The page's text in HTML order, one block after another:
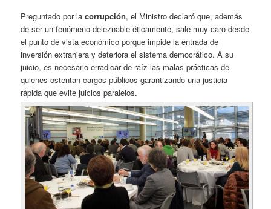
Preguntado por lacorrupción, el Ministro declaró que, además
de ser un fenómeno deleznable éticamente, sale muy caro desde
el punto de vista económico porque impide la entrada de
inversión extranjera y deteriora el sistema democrático. A su
juicio, es necesario erradicar de raíz las malas prácticas de
quienes ostentan cargos públicos garantizando una justicia
rápida que evite juicios paralelos.